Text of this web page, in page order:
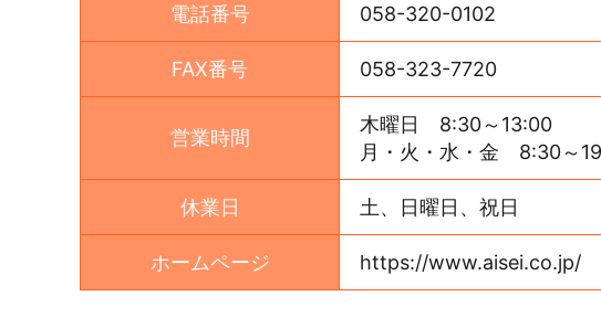
電話番号 058-320-0102
FAX番号 058-323-7720
営業時間
木曜日 8:30～13:00
月・火・水・金 8:30～
休業日 土、日曜日、祝日
ホームページ https://www.aisei.co.jp/